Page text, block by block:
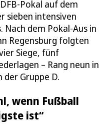
Pokal auf dem
sieben intensiven
dem Pokal-Aus in
Regensburg folgten
Siege, fünf
– Rang neun in
der Gruppe D.
wenn Fußball
ist“